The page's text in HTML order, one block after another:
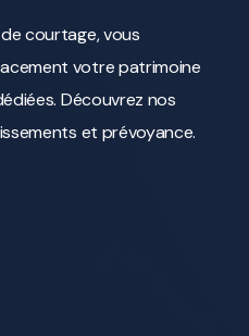
courtage, vous
votre patrimoine
Découvrez nos
et prévoyance.